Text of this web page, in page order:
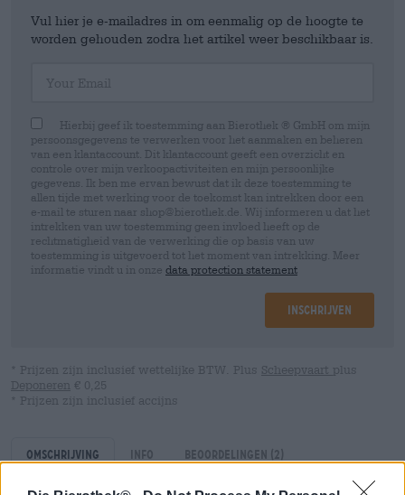
Vul hier je e-mailadres in om eenmalig op de hoogte te
worden gehouden zodra het artikel weer beschikbaar is.
Hierbij geef ik toestemming aan Bierothek ® GmbH om mijn
persoonsgegevens te verwerken voor het aanmaken en beheren
van een klantaccount. Dit klantaccount geeft een overzicht en
controle over mijn verkoopactiviteiten en mijn persoonlijke
gegevens. Ik ben me ervan bewust dat ik deze toestemming te
allen tijde met werking voor de toekomst kan intrekken door een
e-mail te sturen naar shop@bierothek.de. Wij informeren u dat het
intrekken van uw toestemming geen invloed heeft op de
rechtmatigheid van de verwerking die op basis van uw
toestemming is uitgevoerd tot het moment van intrekking. Meer
informatie vindt u in onze data protection statement
Inschrijven
* Prijzen zijn inclusief wettelijke BTW. Plus Scheepvaart plus
Deponeren € 0,25
* Prijzen zijn inclusief accijns
Omschrijving Info Beoordelingen (2)